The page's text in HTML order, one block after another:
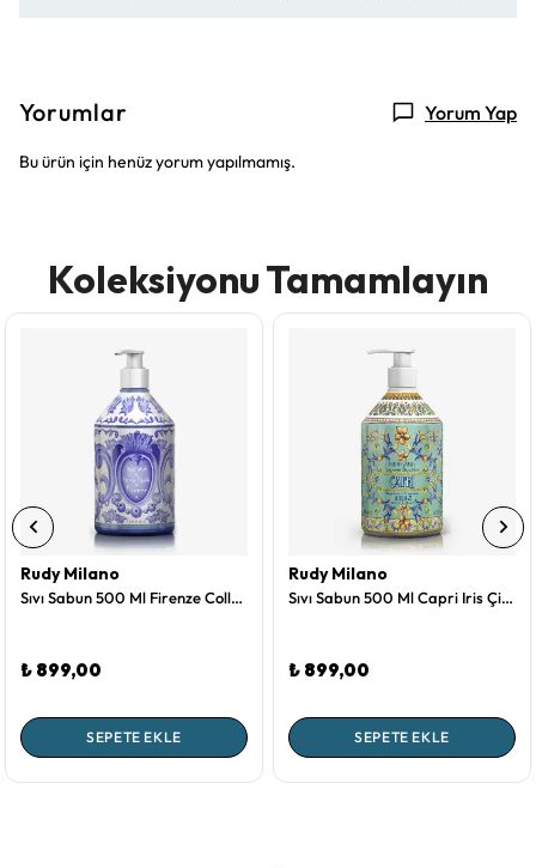
Yorumlar Yorum Yap
Bu ürün için henüz yorum yapılmamış.
Koleksiyonu Tamamlayın
Rudy Milano
Sıvı Sabun 500 Ml Firenze Collection by Rudy Milano
₺ 899,00
SEPETE EKLE
Rudy Milano
Sıvı Sabun 500 Ml Capri Iris Çiçeği Collection by Rudy Milano
₺ 899,00
SEPETE EKLE